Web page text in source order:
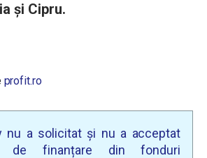
și Cipru.
profit.ro
nu a solicitat și nu a acceptat
de finanțare din fonduri